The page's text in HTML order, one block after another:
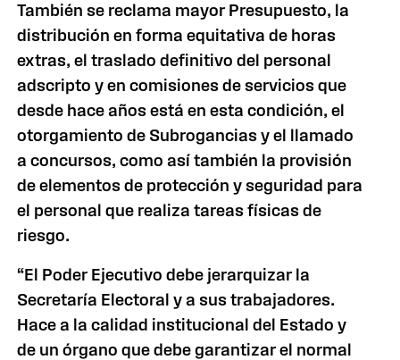
También se reclama mayor Presupuesto, la
distribución en forma equitativa de horas
extras, el traslado definitivo del personal
adscripto y en comisiones de servicios que
desde hace años está en esta condición, el
otorgamiento de Subrogancias y el llamado
a concursos, como así también la provisión
de elementos de protección y seguridad para
el personal que realiza tareas físicas de
riesgo.
“El Poder Ejecutivo debe jerarquizar la
Secretaría Electoral y a sus trabajadores.
Hace a la calidad institucional del Estado y
de un órgano que debe garantizar el normal